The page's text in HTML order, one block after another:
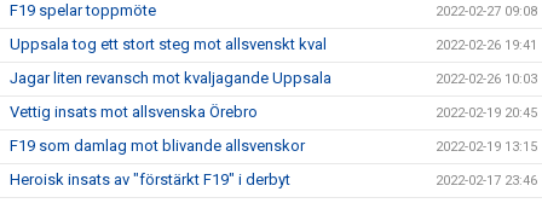
F19 spelar toppmöte 2022-02-27 09:08
Uppsala tog ett stort steg mot allsvenskt kval 2022-02-26 19:41
Jagar liten revansch mot kvaljagande Uppsala 2022-02-26 10:03
Vettig insats mot allsvenska Örebro 2022-02-19 20:45
F19 som damlag mot blivande allsvenskor 2022-02-19 13:15
Heroisk insats av "förstärkt F19" i derbyt 2022-02-17 23:46